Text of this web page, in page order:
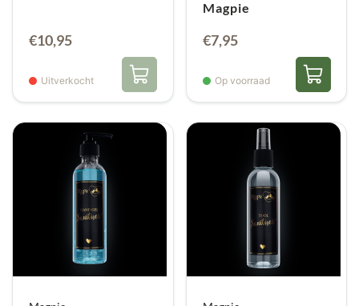
€10,95
Uitverkocht
Magpie
€7,95
Op voorraad